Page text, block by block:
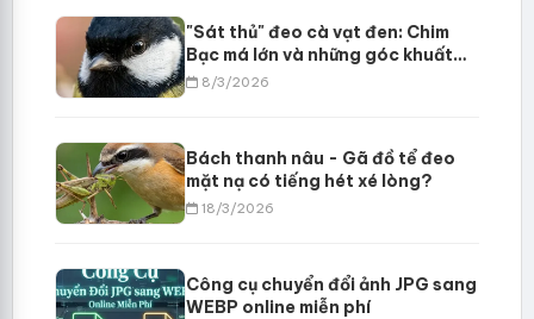
"Sát thủ" đeo cà vạt đen: Chim
Bạc má lớn và những góc khuất
đầy gai góc bạn chưa từng biết?
8/3/2026
Bách thanh nâu - Gã đồ tể đeo
mặt nạ có tiếng hét xé lòng?
18/3/2026
Công cụ chuyển đổi ảnh JPG sang
WEBP online miễn phí